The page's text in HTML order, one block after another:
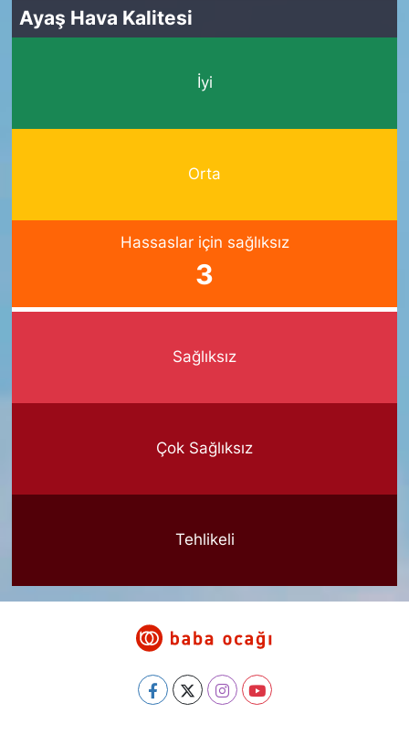
Ayaş Hava Kalitesi
İyi
Orta
Hassaslar için sağlıksız
3
Sağlıksız
Çok Sağlıksız
Tehlikeli